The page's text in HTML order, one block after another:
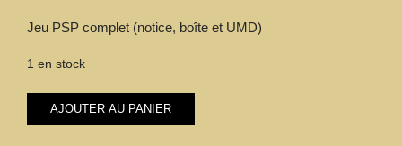
Jeu PSP complet (notice, boîte et UMD)
1 en stock
quantité
AJOUTER AU PANIER